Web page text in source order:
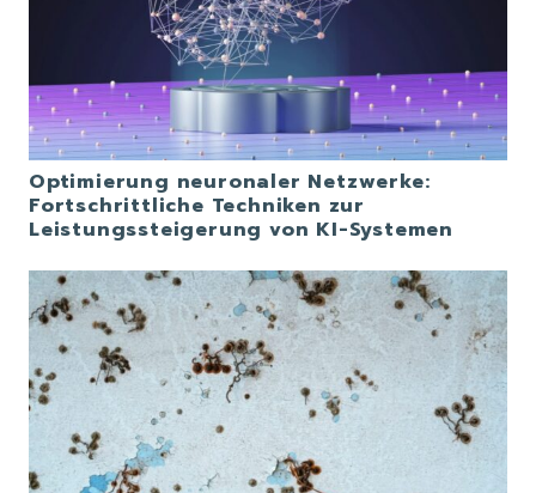
Optimierung neuronaler Netzwerke:
Fortschrittliche Techniken zur
Leistungssteigerung von KI-Systemen